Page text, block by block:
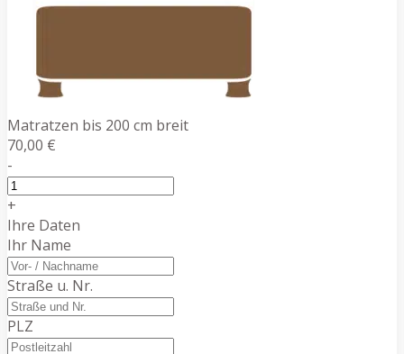
Matratzen bis 200 cm breit
70,00 €
-
+
Ihre Daten
Ihr Name
Straße u. Nr.
PLZ